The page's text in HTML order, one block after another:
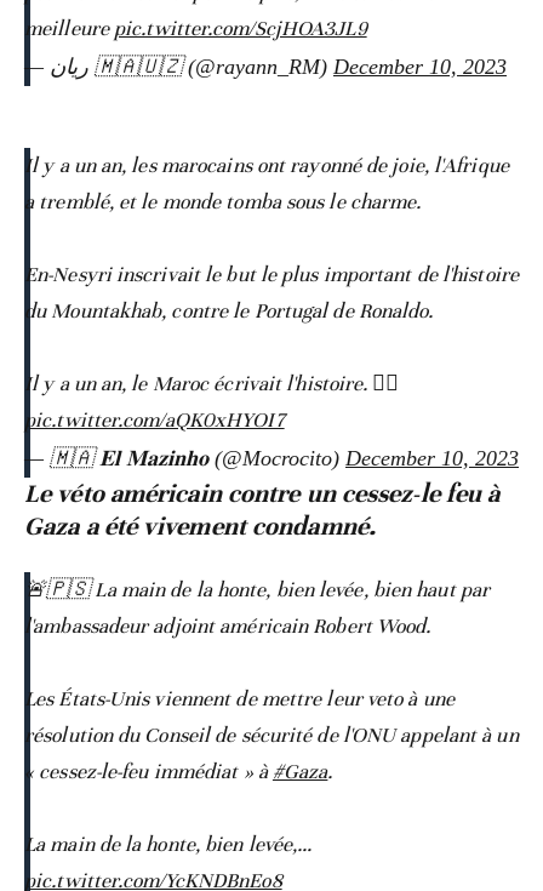
meilleurepic.twitter.com/ScjHOA3JL9
— ريان 🇲🇦🇺🇿 (@rayann_RM) December 10, 2023
Il y a un an, les marocains ont rayonné de joie, l'Afrique
a tremblé, et le monde tomba sous le charme.
En-Nesyri inscrivait le but le plus important de l'histoire
du Mountakhab, contre le Portugal de Ronaldo.
Il y a un an, le Maroc écrivait l'histoire. ✍🏽
pic.twitter.com/aQK0xHYOI7
— 🇲🇦 𝐄𝐥 𝐌𝐚𝐳𝐢𝐧𝐡𝐨 (@Mocrocito) December 10, 2023
Le véto américain contre un cessez-le feu à
Gaza a été vivement condamné.
🚨🇵🇸 La main de la honte, bien levée, bien haut par
l'ambassadeur adjoint américain Robert Wood.
Les États-Unis viennent de mettre leur veto à une
résolution du Conseil de sécurité de l'ONU appelant à un
« cessez-le-feu immédiat » à#Gaza.
La main de la honte, bien levée,…
pic.twitter.com/YcKNDBnEo8